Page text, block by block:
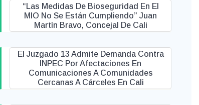
“Las Medidas De Bioseguridad En El
MIO No Se Están Cumpliendo” Juan
Martín Bravo, Concejal De Cali
El Juzgado 13 Admite Demanda Contra
INPEC Por Afectaciones En
Comunicaciones A Comunidades
Cercanas A Cárceles En Cali